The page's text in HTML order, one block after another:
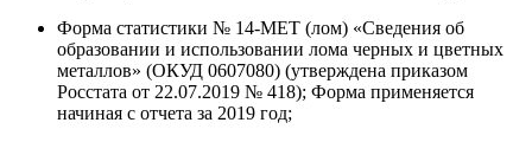
Форма статистики № 14-МЕТ (лом) «Сведения об
образовании и использовании лома черных и цветных
металлов» (ОКУД 0607080) (утверждена приказом
Росстата от 22.07.2019 № 418); Форма применяется
начиная с отчета за 2019 год;